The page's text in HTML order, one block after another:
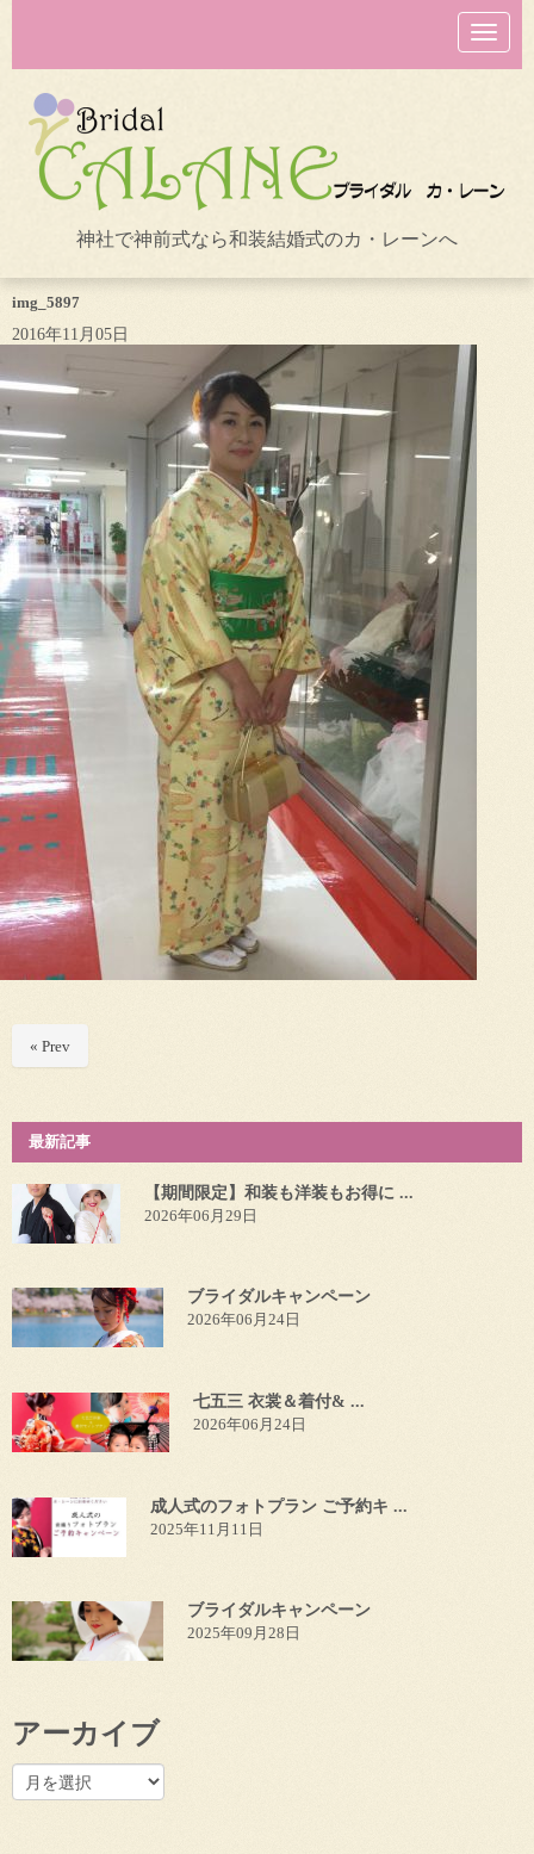
N
a
v
o
n
神社で神前式なら和装結婚式のカ・レーンへ
img_5897
2016年11月05日
« Prev
最新記事
【期間限定】和装も洋装もお得に ...
2026年06月29日
ブライダルキャンペーン
2026年06月24日
七五三 衣裳＆着付& ...
2026年06月24日
成人式のフォトプラン ご予約キ ...
2025年11月11日
ブライダルキャンペーン
2025年09月28日
アーカイブ